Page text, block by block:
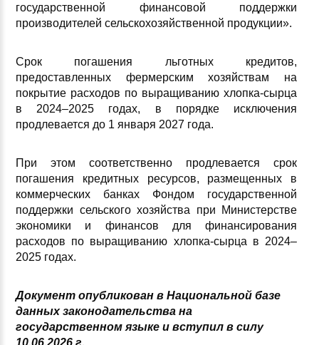
государственной финансовой поддержки
производителей сельскохозяйственной продукции».
Срок погашения льготных кредитов,
предоставленных фермерским хозяйствам на
покрытие расходов по выращиванию хлопка-сырца
в 2024–2025 годах, в порядке исключения
продлевается до 1 января 2027 года.
При этом соответственно продлевается срок
погашения кредитных ресурсов, размещенных в
коммерческих банках Фондом государственной
поддержки сельского хозяйства при Министерстве
экономики и финансов для финансирования
расходов по выращиванию хлопка-сырца в 2024–
2025 годах.
Документ опубликован в Национальной базе
данных законодательства на
государственном языке и вступил в силу
10.06.2026 г.